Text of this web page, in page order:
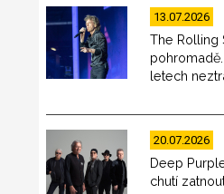
13.07.2026
The Rolling
letech
20.07.2026
Deep
chutí